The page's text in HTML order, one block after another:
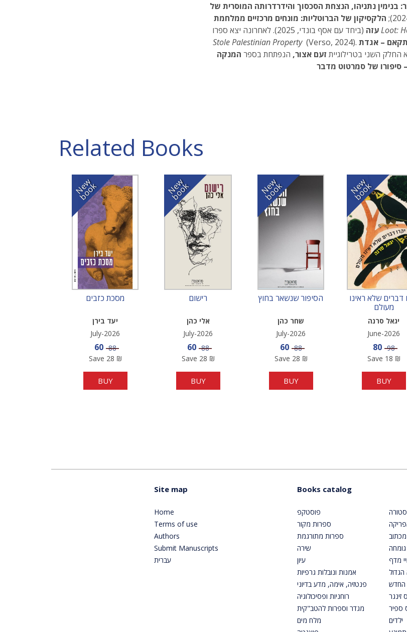
בנימין נתניהו, הנצחת הסכסוך והידרדרותה המוסרית של
הלקסיקון של הברוטליות: מונחים מרכזיים ממלחמת
עזה(ביחד עם אסף בונדי, 2025). לאחרונה יצא ספרוLoot:
Stole Palestinian Property
– אגדת
החלק השני בטרילוגיית זעם אצור, הנפתחת בספר המנקה
סיפורו של סמרטוט מדבר
Related Books
N
e
w
b
o
o
k
מסכת כזבים
יעד בירן
July-2026
Sale price
60 Price
88
Save 28 ₪
BUY
N
e
w
b
o
o
k
רישום
אלי כהן
July-2026
Sale price
60 Price
88
Save 28 ₪
BUY
N
e
w
b
o
o
k
הסיפור שנשאר בחוץ
שחר כהן
July-2026
Sale price
60 Price
88
Save 28 ₪
BUY
N
e
w
b
o
o
k
דברים שלא ראינו
מעולם
יגאל סרנה
June-2026
Sale price
80 Price
98
Save 18 ₪
BUY
Site map
Home
Terms of use
Authors
Submit Manuscripts
עברית
Books catalog
פוסטקפ
ספרות מקור
ספרות מתורגמת
שירה
עיון
אמנות ונובלות גרפיות
פנטזיה, אימה, מדע בדיוני
רוחניות ופסיכולוגיה
מגדר וספרות להטב"קית
מלח מים
מכתוב
גומחה
מדף
החדש
זינגר
ספיר
ילדים